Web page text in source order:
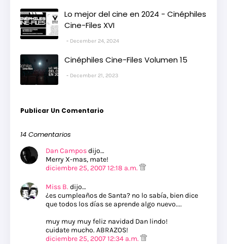
Lo mejor del cine en 2024 - Cinéphiles
Cine-Files XVI
December 24, 2024
Cinéphiles Cine-Files Volumen 15
December 21, 2023
Publicar Un Comentario
14 Comentarios
Dan Camposdijo…
Merry X-mas, mate!
diciembre 25, 2007 12:18 a.m.
Miss B. dijo…
¿es cumpleaños de Santa? no lo sabía, bien dice
que todos los días se aprende algo nuevo....
muy muy muy feliz navidad Dan lindo!
cuidate mucho. ABRAZOS!
diciembre 25, 2007 12:34 a.m.